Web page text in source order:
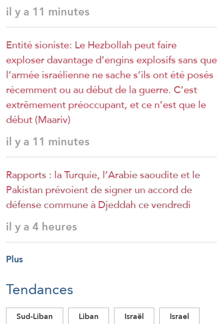
il y a 11 minutes
Entité sioniste: Le Hezbollah peut faire
exploser davantage d’engins explosifs sans que
l’armée israélienne ne sache s’ils ont été posés
récemment ou au début de la guerre. C’est
extrêmement préoccupant, et ce n’est que le
début (Maariv)
il y a 11 minutes
Rapports : la Turquie, l’Arabie saoudite et le
Pakistan prévoient de signer un accord de
défense commune à Djeddah ce vendredi
il y a 4 heures
Plus
Tendances
Sud-Liban Liban Israël
Israel